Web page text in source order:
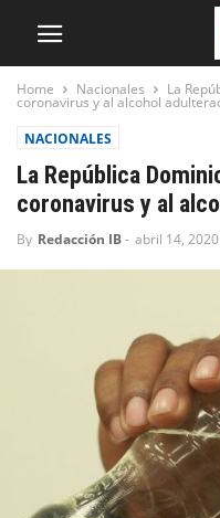
Home Nacionales La
coronavirus y al alcohol
NACIONALES
La República
coronavirus y al
By Redacción IB- abril 14, 2020